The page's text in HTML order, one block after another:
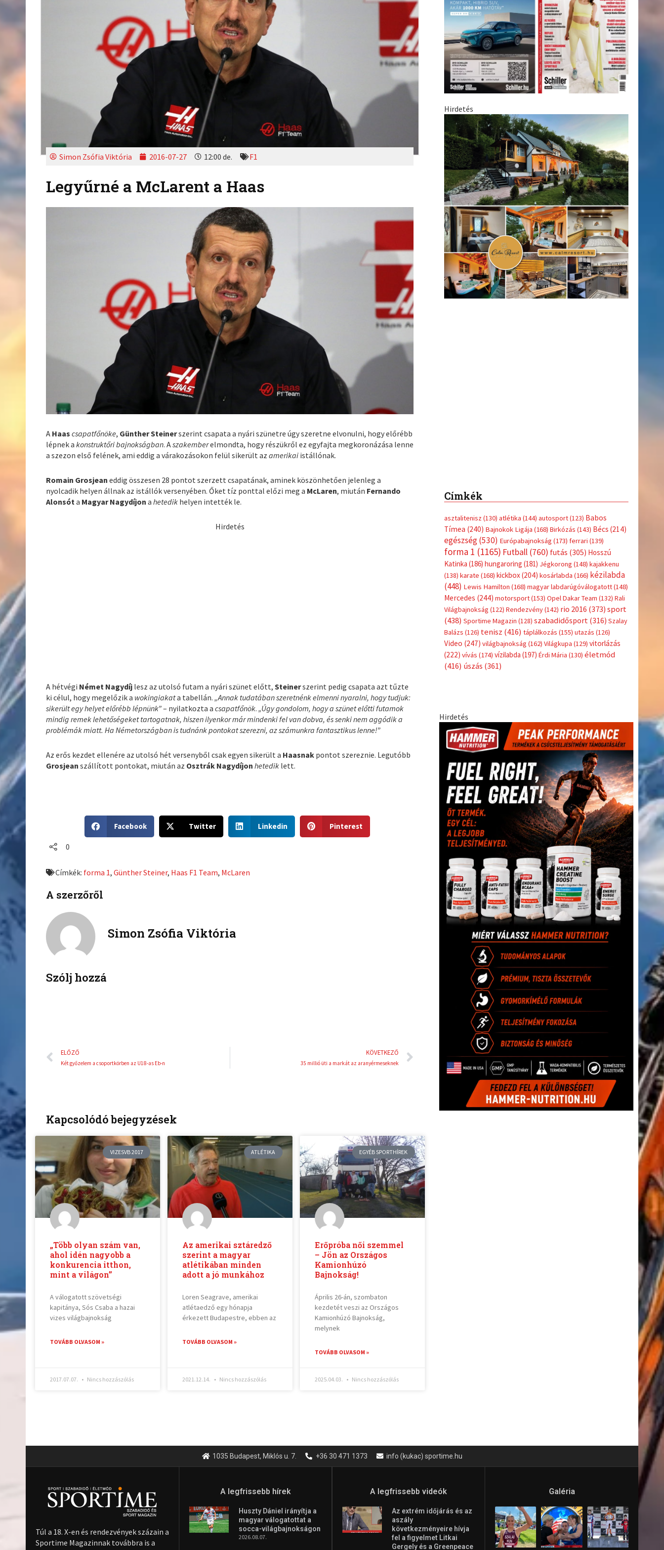
Simon Zsófia Viktória 2016-07-27 12:00 de. F1
Legyűrné a McLarent a Haas
A Haas csapatfőnöke, Günther Steinerszerint csapata a nyári szünetre úgy szeretne elvonulni, hogy előrébb
lépnek akonstruktőri bajnokságban. Aszakemberelmondta, hogy részükről ez egyfajta megkoronázása lenne
a szezon első felének, ami eddig a várakozásokon felül sikerült azamerikai istállónak.
Romain Grosjean eddig összesen 28 pontot szerzett csapatának, aminek köszönhetően jelenleg a
nyolcadik helyen állnak az istállók versenyében. Őket tíz ponttal előzi meg a McLaren, miután Fernando
Alonsót a Magyar Nagydíjon ahetedik helyen intették le.
Hirdetés
A hétvégi Német Nagydíj lesz az utolsó futam a nyári szünet előtt,Steinerszerint pedig csapata azt tűzte
ki célul, hogy megelőzik a wokingiakata tabellán.„Annak tudatában szeretnénk elmenni nyaralni, hogy tudjuk:
sikerült egy helyet előrébb lépnünk”– nyilatkozta acsapatfőnök.„Úgy gondolom, hogy a szünet előtti futamok
mindig remek lehetőségeket tartogatnak, hiszen ilyenkor már mindenki fel van dobva, és senki nem aggódik a
problémák miatt. Ha Németországban is tudnánk pontokat szerezni, az számunkra fantasztikus lenne!”
Az erős kezdet ellenére az utolsó hét versenyből csak egyen sikerült a Haasnak pontot szereznie. Legutóbb
Grosjean szállított pontokat, miután az Osztrák Nagydíjon hetedik lett.
h
o
f
b
Facebook
h
o
t
t
Twitter
h
o
Linkedin
h
Pinterest
0
Címkék: forma 1,Günther Steiner, Haas F1 Team, McLaren
A szerzőről
Simon Zsófia Viktória
Szólj hozzá
Előző
ELŐZŐ
Két győzelem a csoportkörben az U18-as Eb-n
KÖVETKEZŐ
35 millió üti a markát az aranyérmeseknek
Következő
Kapcsolódó bejegyzések
VIZESVB 2017
„Több olyan szám van,
ahol idén nagyobb a
konkurencia itthon,
mint a világon”
A válogatott szövetségi
kapitánya, Sós Csaba a hazai
vizes világbajnokság
TOVÁBB OLVASOM »
2017.07.07. Nincs hozzászólás
ATLÉTIKA
Az amerikai sztáredző
szerint a magyar
atlétikában minden
adott a jó munkához
Loren Seagrave, amerikai
atlétaedző egy hónapja
érkezett Budapestre, ebben az
TOVÁBB OLVASOM »
2021.12.14. Nincs hozzászólás
EGYÉB SPORTHÍREK
Erőpróba női szemmel
– Jön az Országos
Kamionhúzó
Bajnokság!
Április 26-án, szombaton
kezdetét veszi az Országos
Kamionhúzó Bajnokság,
melynek
TOVÁBB OLVASOM »
2025.04.03. Nincs hozzászólás
Hirdetés
Címkék
asztalitenisz (130) atlétika (144) autosport(123) Babos
Tímea (240) Bajnokok Ligája (168) Birkózás (143) Bécs (214)
egészség(530) Európabajnokság (173) ferrari (139)
forma 1 (1165) Futball(760) futás (305) Hosszú
Katinka (186) hungaroring (181) Jégkorong (148) kajakkenu
(138) karate (168) kickbox(204) kosárlabda (166) kézilabda
(448) Lewis Hamilton (168) magyar labdarúgóválogatott(148)
Mercedes (244) motorsport(153) Opel Dakar Team (132) Rali
Világbajnokság (122) Rendezvény(142) rio 2016 (373) sport
(438) Sportime Magazin (128) szabadidősport (316) Szalay
Balázs (126) tenisz (416) táplálkozás (155) utazás (126)
Video (247) világbajnokság (162) Világkupa (129) vitorlázás
(222) vívás (174) vízilabda (197) Érdi Mária (130) életmód
(416) úszás (361)
Hirdetés
1035 Budapest, Miklós u. 7. +36 30 471 1373 info (kukac) sportime.hu
Túl a 18. X-en és rendezvények százain a
Sportime Magazinnak továbbra is a
A legfrissebb hírek
Huszty Dániel irányítja a
magyar válogatottat a
socca-világbajnokságon
2026.08.07.
A legfrissebb videók
Az extrém időjárás és az
aszály
következményeire hívja
fel a figyelmet Litkai
Gergely és a Greenpeace
Galéria